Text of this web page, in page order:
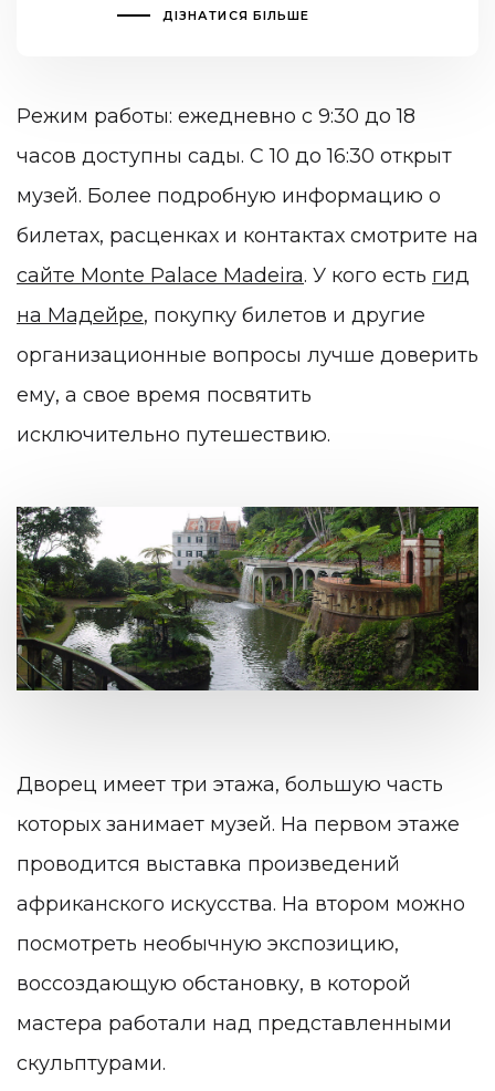
ДІЗНАТИСЯ БІЛЬШЕ
Режим работы: ежедневно с 9:30 до 18
часов доступны сады. С 10 до 16:30 открыт
музей. Более подробную информацию о
билетах, расценках и контактах смотрите на
сайте Monte Palace Madeira. У кого есть гид
на Мадейре, покупку билетов и другие
организационные вопросы лучше доверить
ему, а свое время посвятить
исключительно путешествию.
Дворец имеет три этажа, большую часть
которых занимает музей. На первом этаже
проводится выставка произведений
африканского искусства. На втором можно
посмотреть необычную экспозицию,
воссоздающую обстановку, в которой
мастера работали над представленными
скульптурами.